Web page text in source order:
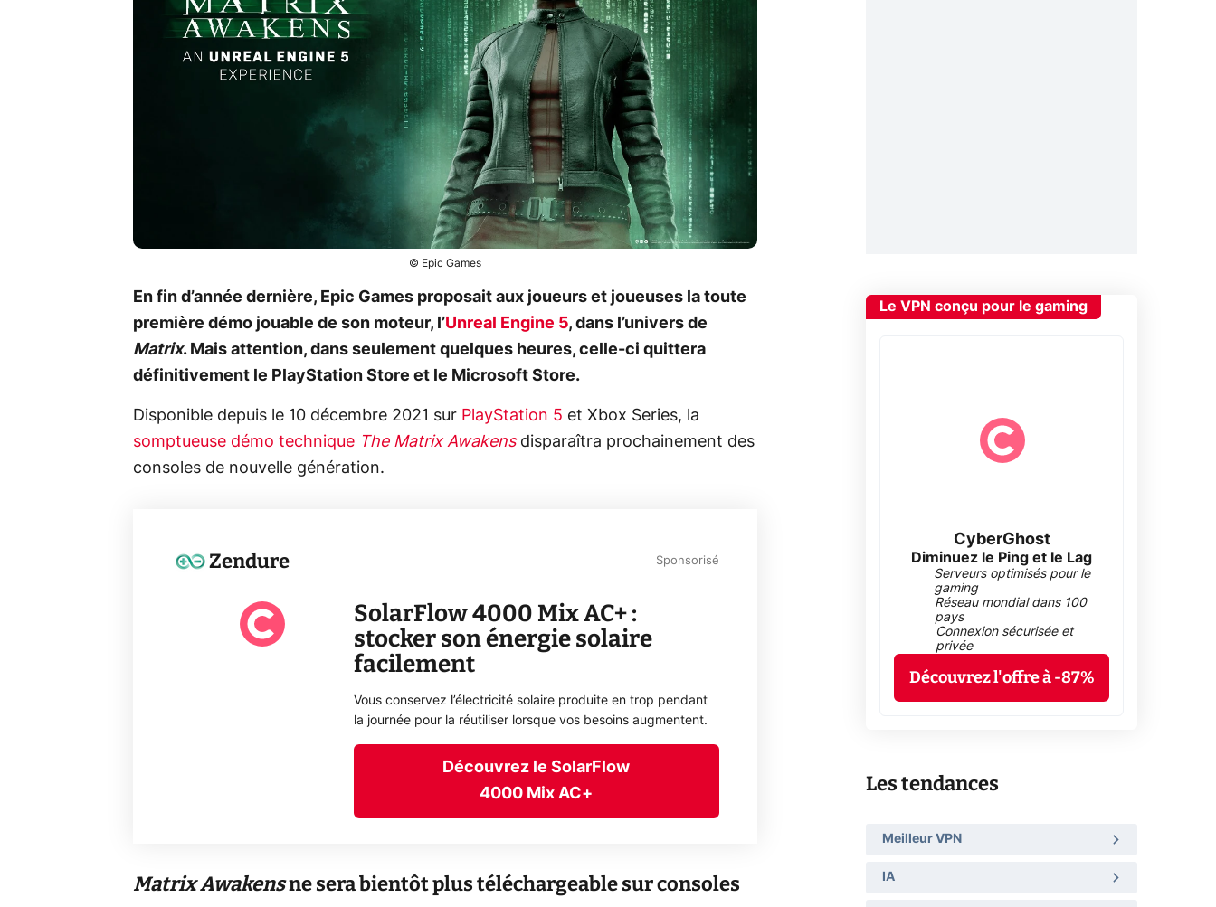
© Epic Games
En fin d’année dernière, Epic Games proposait aux joueurs et joueuses la toute
première démo jouable de son moteur, l’Unreal Engine 5, dans l’univers de
Matrix. Mais attention, dans seulement quelques heures, celle-ci quittera
définitivement le PlayStation Store et le Microsoft Store.
Disponible depuis le 10 décembre 2021 sur PlayStation 5 et Xbox Series, la
somptueuse démo technique The Matrix Awakensdisparaîtra prochainement des
consoles de nouvelle génération.
Zendure Sponsorisé
SolarFlow 4000 Mix AC+ :
stocker son énergie solaire
facilement
Vous conservez l’électricité solaire produite en trop pendant
la journée pour la réutiliser lorsque vos besoins augmentent.
Découvrez le SolarFlow
4000 Mix AC+
Matrix Awakensne sera bientôt plus téléchargeable sur consoles
Le VPN conçu pour le gaming
CyberGhost
Diminuez le Ping et le Lag
Serveurs optimisés pour le
gaming
Réseau mondial dans 100
pays
Connexion sécurisée et
privée
Découvrez l'offre à -87%
Les tendances
Meilleur VPN
IA